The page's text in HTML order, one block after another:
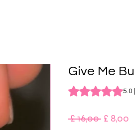
Give Me
Waardering is 5.0
5.0
£ 16,00 Normale
£ 8,00